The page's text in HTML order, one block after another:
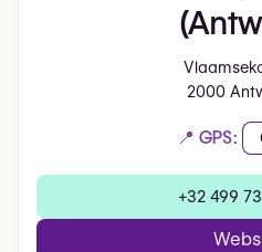
2000
📍 GPS:
+32 499